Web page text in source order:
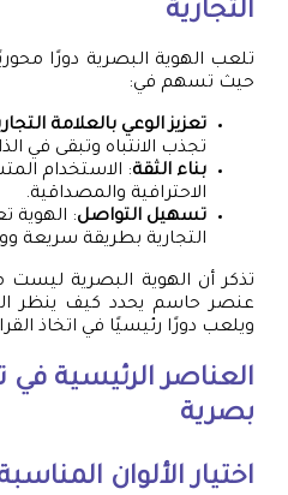
التجارية
تلعب الهوية البصرية دورًا
حيث تسهم في:
تعزيز الوعي بالعلامة
تجذب الانتباه وتبقى في
بناء الثقة: الاستخدام
الاحترافية والمصداقية.
تسهيل التواصل: الهوية
التجارية بطريقة سريعة
تذكر أن الهوية البصرية
عنصر حاسم يحدد كيف ينظر
ويلعب دورًا رئيسيًا في اتخاذ
العناصر الرئيسية في
بصرية
اختيار الألوان